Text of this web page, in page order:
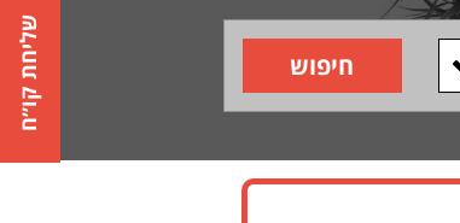
חיפוש שליחת קו״ח